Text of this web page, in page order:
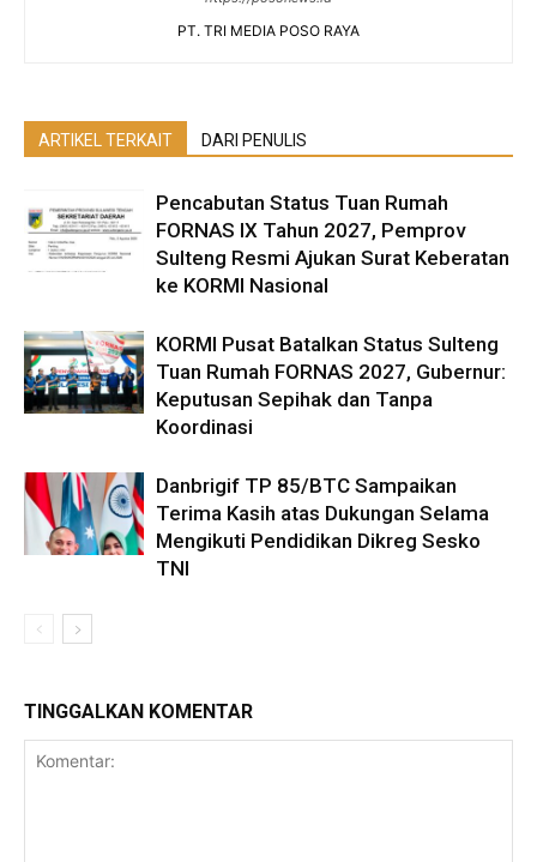
PT. TRI MEDIA POSO RAYA
ARTIKEL TERKAIT DARI PENULIS
Pencabutan Status Tuan Rumah
FORNAS IX Tahun 2027, Pemprov
Sulteng Resmi Ajukan Surat Keberatan
ke KORMI Nasional
KORMI Pusat Batalkan Status Sulteng
Tuan Rumah FORNAS 2027, Gubernur:
Keputusan Sepihak dan Tanpa
Koordinasi
Danbrigif TP 85/BTC Sampaikan
Terima Kasih atas Dukungan Selama
Mengikuti Pendidikan Dikreg Sesko
TNI
TINGGALKAN KOMENTAR